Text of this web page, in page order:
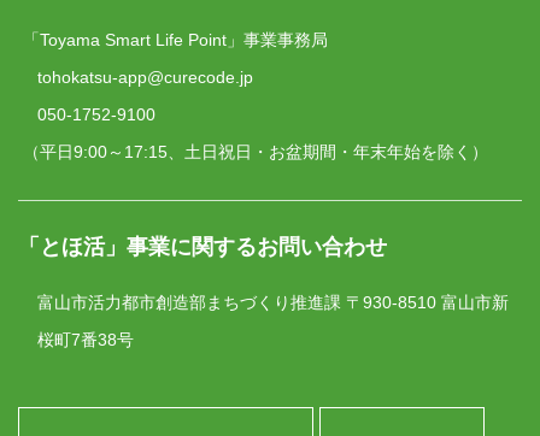
「Toyama Smart Life Point」事業事務局
tohokatsu-app@curecode.jp
050-1752-9100
（平日9:00～17:15、土日祝日・お盆期間・年末年始を除く）
「とほ活」事業に関するお問い合わせ
富山市活力都市創造部まちづくり推進課 〒930-8510 富山市新
桜町7番38号